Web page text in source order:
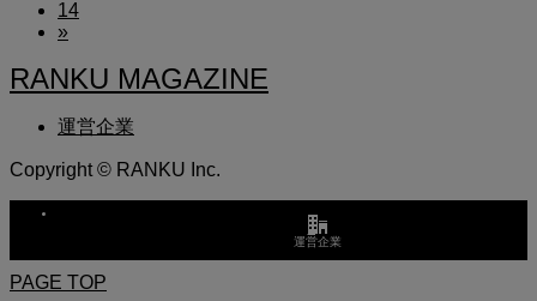
14
»
RANKU MAGAZINE
運営企業
Copyright © RANKU Inc.
運営企業
PAGE TOP